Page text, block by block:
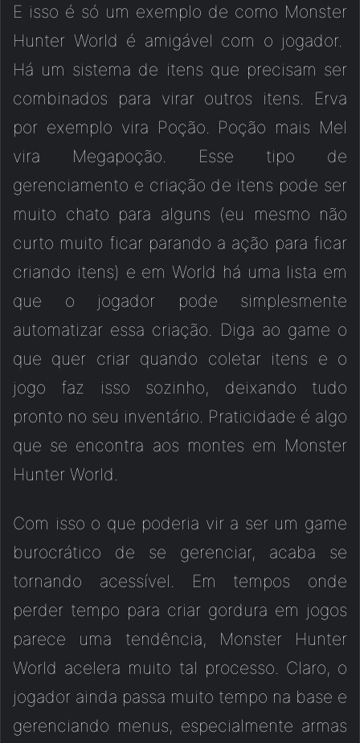
E isso é só um exemplo de como Monster
Hunter World é amigável com o jogador.
Há um sistema de itens que precisam ser
combinados para virar outros itens. Erva
por exemplo vira Poção. Poção mais Mel
vira Megapoção. Esse tipo de
gerenciamento e criação de itens pode ser
muito chato para alguns (eu mesmo não
curto muito ficar parando a ação para ficar
criando itens) e em World há uma lista em
que o jogador pode simplesmente
automatizar essa criação. Diga ao game o
que quer criar quando coletar itens e o
jogo faz isso sozinho, deixando tudo
pronto no seu inventário. Praticidade é algo
que se encontra aos montes em Monster
Hunter World.
Com isso o que poderia vir a ser um game
burocrático de se gerenciar, acaba se
tornando acessível. Em tempos onde
perder tempo para criar gordura em jogos
parece uma tendência, Monster Hunter
World acelera muito tal processo. Claro, o
jogador ainda passa muito tempo na base e
gerenciando menus, especialmente armas